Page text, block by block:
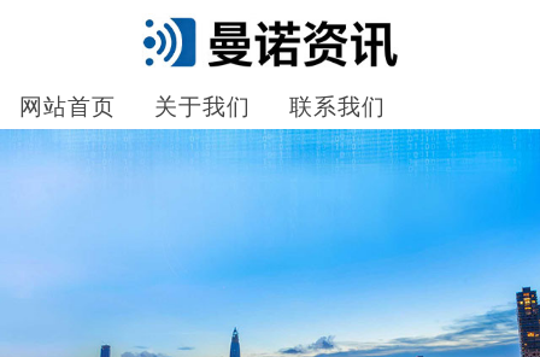
网站首页 关于我们 联系我们